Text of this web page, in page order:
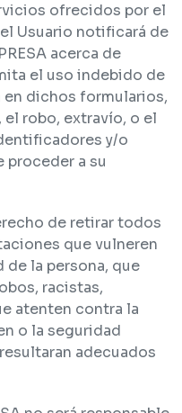
ofrecidos por el
Usuario notificará de
acerca de
el uso indebido de
dichos formularios,
robo, extravío, o el
y/o
proceder a su
de retirar todos
que vulneren
de la persona, que
racistas,
atenten contra la
o la seguridad
adecuados